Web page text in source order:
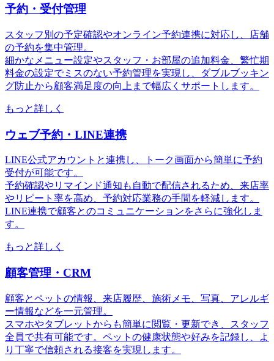
予約・受付管理
スタッフ別の予定確認やオンライン予約連携に対応し、店舗
の予約を集中管理。
細かなメニュー設定やスタッフ・お部屋の追加料金、繁忙期
料金の設定でミスのない予約管理を実現し、ダブルブッキン
グ防止から顧客満足度の向上まで幅広くサポートします。
もっと詳しく
ウェブ予約・LINE連携
LINE公式アカウントと連携し、トーク画面から簡単に予約
受付が可能です。
予約確認やリマインド通知も自動で配信されるため、来店率
やリピート率を高め、予約対応業務の手間を軽減します。
LINE連携で顧客とのコミュニケーションをさらに強化しま
す。
もっと詳しく
顧客管理・CRM
顧客とペットの情報、来店履歴、施術メモ、写真、アレルギ
ー情報などを一元管理。
スマホやタブレットからも簡単に閲覧・更新でき、スタッフ
全員で共有可能です。ペットの健康状態や好みを記録し、よ
り丁寧で信頼される接客を実現します。